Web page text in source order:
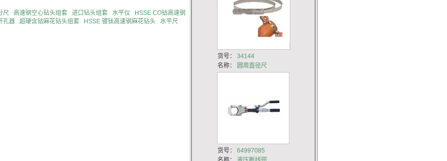
尺 高速钢空心钻头组套 进口钻头组套 水平仪
HSSE CO钴高速钢
孔器
超硬含钴麻花钻头组套 HSSE 镀钛高速钢麻花钻头 水平尺
货号： 34144
名称：
圆周直径尺
货号： 64997085